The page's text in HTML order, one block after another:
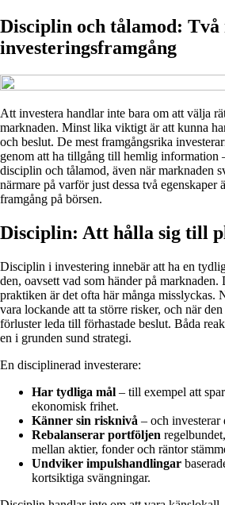
Disciplin och tålamod:
investeringsframgång
Att investera handlar inte bara om att välja
marknaden. Minst lika viktigt är att kunna
och beslut. De mest framgångsrika
genom att ha tillgång till hemlig information
disciplin och tålamod, även när marknaden
närmare på varför just dessa två
framgång på börsen.
Disciplin: Att hålla sig till
Disciplin i investering innebär att ha en
den, oavsett vad som händer på marknaden.
praktiken är det ofta här många misslyckas.
vara lockande att ta större risker, och när
förluster leda till förhastade beslut. Båda
en i grunden sund strategi.
En disciplinerad investerare:
Har tydliga mål – till exempel att
ekonomisk frihet.
Känner sin risknivå – och investerar
Rebalanserar portföljen
mellan aktier, fonder och räntor
Undviker impulshandlingar
kortsiktiga svängningar.